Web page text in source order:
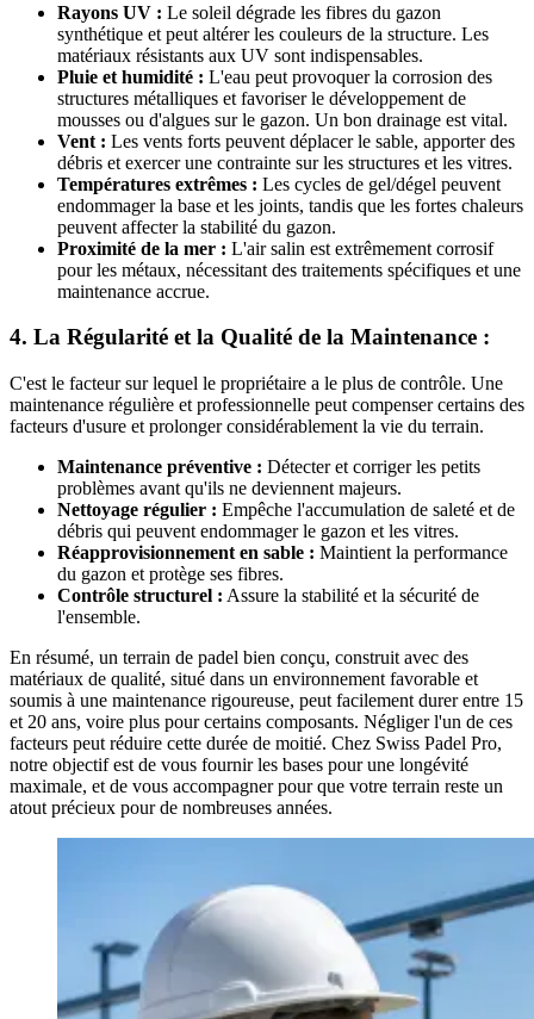
Rayons UV : Le soleil dégrade les fibres du gazon
synthétique et peut altérer les couleurs de la structure. Les
matériaux résistants aux UV sont indispensables.
Pluie et humidité : L'eau peut provoquer la corrosion des
structures métalliques et favoriser le développement de
mousses ou d'algues sur le gazon. Un bon drainage est vital.
Vent : Les vents forts peuvent déplacer le sable, apporter des
débris et exercer une contrainte sur les structures et les vitres.
Températures extrêmes : Les cycles de gel/dégel peuvent
endommager la base et les joints, tandis que les fortes chaleurs
peuvent affecter la stabilité du gazon.
Proximité de la mer : L'air salin est extrêmement corrosif
pour les métaux, nécessitant des traitements spécifiques et une
maintenance accrue.
4. La Régularité et la Qualité de la Maintenance :
C'est le facteur sur lequel le propriétaire a le plus de contrôle. Une
maintenance régulière et professionnelle peut compenser certains des
facteurs d'usure et prolonger considérablement la vie du terrain.
Maintenance préventive : Détecter et corriger les petits
problèmes avant qu'ils ne deviennent majeurs.
Nettoyage régulier : Empêche l'accumulation de saleté et de
débris qui peuvent endommager le gazon et les vitres.
Réapprovisionnement en sable : Maintient la performance
du gazon et protège ses fibres.
Contrôle structurel : Assure la stabilité et la sécurité de
l'ensemble.
En résumé, un terrain de padel bien conçu, construit avec des
matériaux de qualité, situé dans un environnement favorable et
soumis à une maintenance rigoureuse, peut facilement durer entre 15
et 20 ans, voire plus pour certains composants. Négliger l'un de ces
facteurs peut réduire cette durée de moitié. Chez Swiss Padel Pro,
notre objectif est de vous fournir les bases pour une longévité
maximale, et de vous accompagner pour que votre terrain reste un
atout précieux pour de nombreuses années.